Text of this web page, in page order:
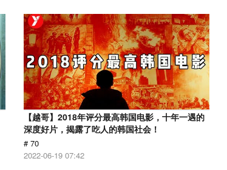
【越哥】2018年评分最高韩国电影，十年一遇的
深度好片，揭露了吃人的韩国社会！
# 70
2022-06-19 07:42